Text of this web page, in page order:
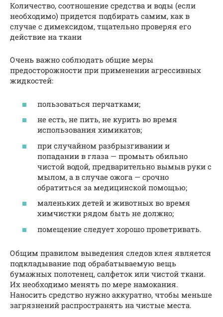
Количество, соотношение средства и воды (если
необходимо) придется подбирать самим, как в
случае с димексидом, тщательно проверяя его
действие на ткани
Очень важно соблюдать общие меры
предосторожности при применении агрессивных
жидкостей:
пользоваться перчатками;
не есть, не пить, не курить во время
использования химикатов;
при случайном разбрызгивании и
попадании в глаза — промыть обильно
чистой водой, предварительно вымыв руки с
мылом, а в случае ожога — срочно
обратиться за медицинской помощью;
маленьких детей и животных во время
химчистки рядом быть не должно;
помещение следует хорошо проветривать.
Общим правилом выведения следов клея является
подкладывание под обрабатываемую вещь
бумажных полотенец, салфеток или чистой ткани.
Их необходимо менять по мере намокания.
Наносить средство нужно аккуратно, чтобы меньше
загрязнений распространять на чистые места.